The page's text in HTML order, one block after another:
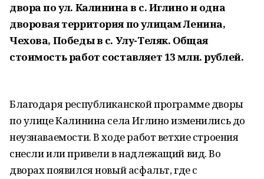
двора по ул. Калинина в с. Иглино и одна
дворовая территория по улицам Ленина,
Чехова, Победы в с. Улу-Теляк. Общая
стоимость работ составляет 13 млн. рублей.
Благодаря республиканской программе дворы
по улице Калинина села Иглино изменились до
неузнаваемости. В ходе работ ветхие строения
снесли или привели в надлежащий вид. Во
дворах появился новый асфальт, где с